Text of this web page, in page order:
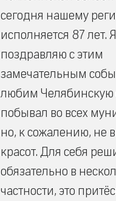
сегодня нашему
исполняется 87 лет.
поздравляю с этим
замечательным
любим Челябинскую
побывал во всех
но, к сожалению, не
красот. Для себя
обязательно в
частности, это